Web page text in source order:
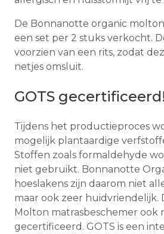
De Bonnanotte organic
een set per 2 stuks verkocht.
voorzien van een rits, zodat
netjes omsluit.
GOTS gecertificeerd!
Tijdens het productieproces
mogelijk plantaardige
Stoffen zoals formaldehyde
niet gebruikt. Bonnanotte
hoeslakens zijn daarom niet
maar ook zeer huidvriendelijk.
Molton matrasbeschemer ook
gecertificeerd. GOTS is een